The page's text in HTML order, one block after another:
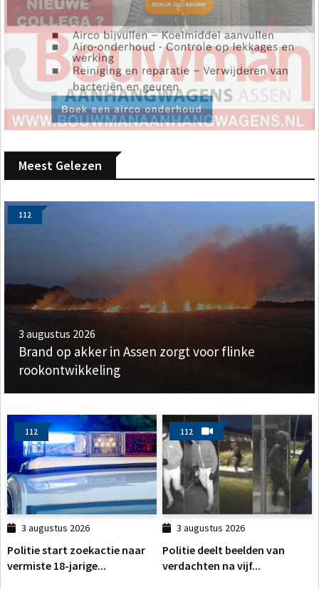
Meest Gelezen
112
3 augustus 2026
Brand op akker in Assen zorgt voor flinke
rookontwikkeling
112
3 augustus 2026
Politie start zoekactie naar
vermiste 18-jarige...
112
3 augustus 2026
Politie deelt beelden van
verdachten na vijf...